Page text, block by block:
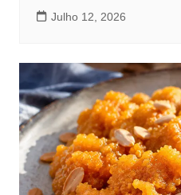
Julho 12, 2026